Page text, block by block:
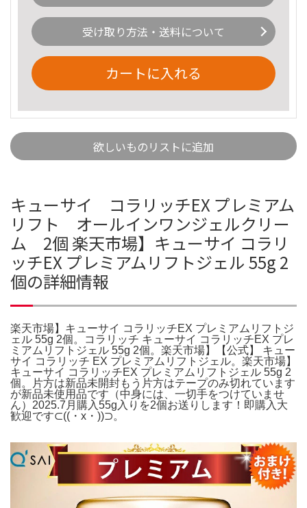
受け取り方法・送料について
カートに入れる
欲しいものリストに追加
キューサイ コラリッチEX プレミアム
リフト オールインワンジェルクリー
ム 2個 楽天市場】キューサイ コラリ
ッチEX プレミアムリフトジェル 55g 2
個の詳細情報
楽天市場】キューサイ コラリッチEX プレミアムリフトジ
ェル 55g 2個。コラリッチ キューサイ コラリッチEX プレ
ミアムリフトジェル 55g 2個。楽天市場】【公式】 キュー
サイ コラリッチ EX プレミアムリフトジェル。楽天市場】
キューサイ コラリッチEX プレミアムリフトジェル 55g 2
個。片方は新品未開封もう片方はテープのみ切れています
が新品未使用品です（中身には、一切手をつけていませ
ん）2025.7月購入55g入りを2個お送りします！即購入大
歓迎です⊂((・x・))⊃。